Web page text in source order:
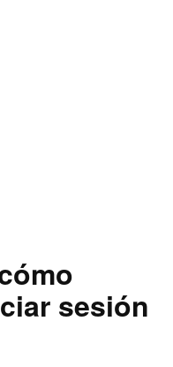
sesión